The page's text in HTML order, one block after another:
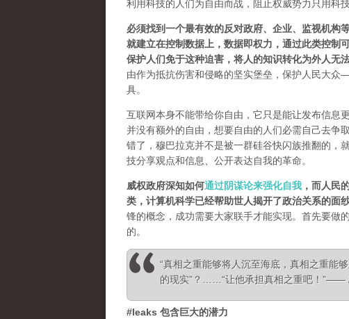
利用科技的人们为自由而战，阻止权威势力只用科
必须找到一个最有效的反对政府、企业、监视机构
就建立在控制数据上，数据即权力，通过此类控制
保护人们免于这种迫害，将人的知识转化为外人无
由作为抵抗伤害和侵略的坚实堡垒，保护人民大
具。
互联网本身不能带给你自由，它只是能让发布信息
并没有额外的自由，想要自由的人们必需自己去争
错了，穆巴拉克并不是被一群硅谷快闪族推翻的，
技分享观点和信息、公开表达自我的革命。
威权政府深知如何通过阴谋论来强化自我 ，而人民
类，计算机科学已经帮助世人揭开了政治关系的面
锋的概念，成功需要大家联手才能实现。首先要做
的。
“真相之重能够将人沉至海底，真相之重能
的现实”？……“让他承担真相之重吧！”——
#leaks 包含巨大的潜力